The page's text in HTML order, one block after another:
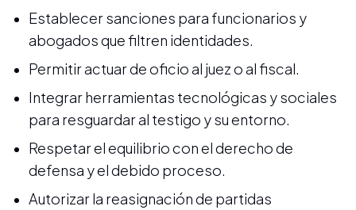
Establecer sanciones para funcionarios y
abogados que filtren identidades.
Permitir actuar de oficio al juez o al fiscal.
Integrar herramientas tecnológicas y sociales
para resguardar al testigo y su entorno.
Respetar el equilibrio con el derecho de
defensa y el debido proceso.
Autorizar la reasignación de partidas